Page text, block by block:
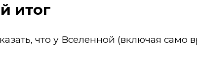
итог
что у Вселенной (включая само